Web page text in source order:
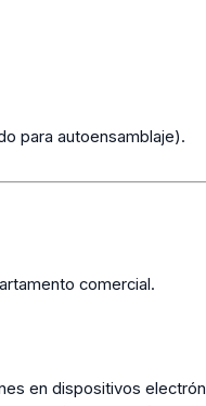
para autoensamblaje).
comercial.
en dispositivos